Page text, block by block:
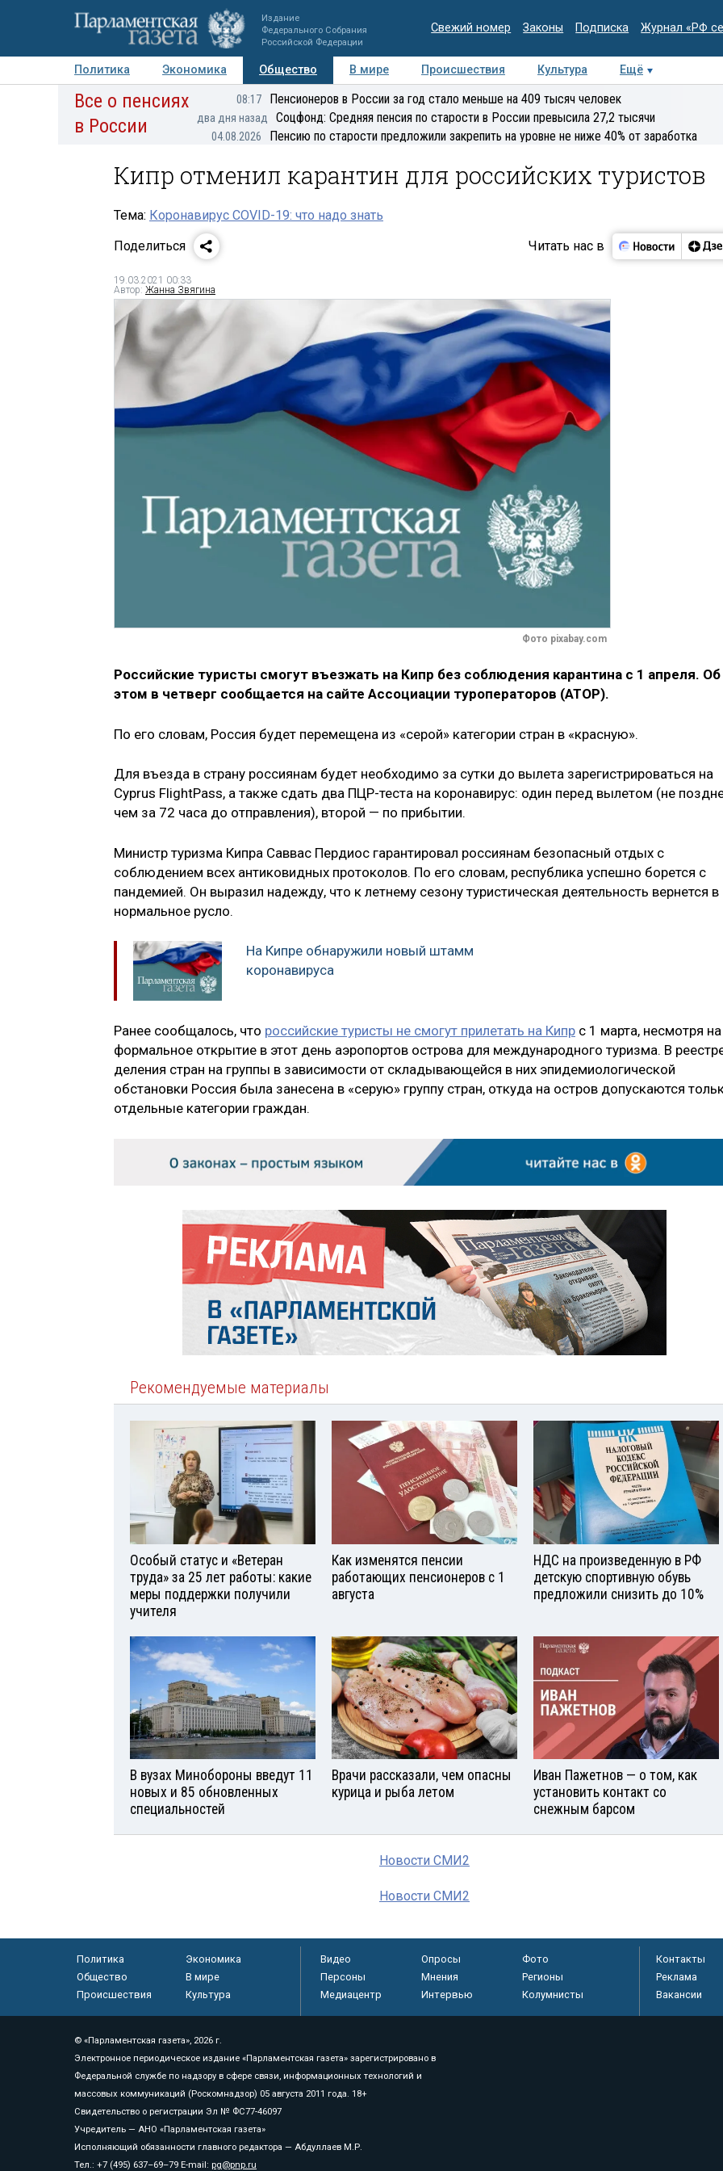
Издание
Федерального Собрания
Российской Федерации
Свежий номер Законы Подписка Журнал «РФ
Политика Экономика Общество В мире Происшествия Культура
Ещё
Авторы Персоны Мнения Регионы Медиацентр Интервью Колумнисты
Все о пенсиях
в России
08:17 Пенсионеров в России за год стало меньше на 409 тысяч человек
два дня назад Соцфонд: Средняя пенсия по старости в России превысила 27,2 тысячи
04.08.2026 Пенсию по старости предложили закрепить на уровне не ниже 40% от заработка
Кипр отменил карантин для российских туристов
Тема: Коронавирус COVID-19: что надо знать
Поделиться
Читать нас в
19.03.2021 00:33
Автор: Жанна Звягина
Фото pixabay.com
Российские туристы смогут въезжать на Кипр без соблюдения карантина с 1 апреля. Об
этом в четверг сообщается на сайте Ассоциации туроператоров (АТОР).
По его словам, Россия будет перемещена из «серой» категории стран в «красную».
Для въезда в страну россиянам будет необходимо за сутки до вылета зарегистрироваться на
Cyprus FlightPass, а также сдать два ПЦР-теста на коронавирус: один перед вылетом (не
чем за 72 часа до отправления), второй — по прибытии.
Министр туризма Кипра Саввас Пердиос гарантировал россиянам безопасный отдых с
соблюдением всех антиковидных протоколов. По его словам, республика успешно борется с
пандемией. Он выразил надежду, что к летнему сезону туристическая деятельность вернется в
нормальное русло.
На Кипре обнаружили новый штамм
коронавируса
Ранее сообщалось, что российские туристы не смогут прилетать на Кипр с 1 марта, несмотря на
формальное открытие в этот день аэропортов острова для международного туризма. В
деления стран на группы в зависимости от складывающейся в них эпидемиологической
обстановки Россия была занесена в «серую» группу стран, откуда на остров допускаются
отдельные категории граждан.
Рекомендуемые материалы
Особый статус и «Ветеран
труда» за 25 лет работы: какие
меры поддержки получили
учителя
Как изменятся пенсии
работающих пенсионеров с 1
августа
НДС на произведенную в РФ
детскую спортивную обувь
предложили снизить до 10%
В вузах Минобороны введут 11
новых и 85 обновленных
специальностей
Врачи рассказали, чем опасны
курица и рыба летом
Иван Пажетнов — о том, как
установить контакт со
снежным барсом
Новости СМИ2
Новости СМИ2
Политика
Экономика
Общество
В мире
Происшествия
Культура
Видео Опросы
Фото
Персоны
Мнения
Регионы
Медиацентр
Интервью Колумнисты
Контакты
Реклама
Вакансии
© «Парламентская газета», 2026 г.
Электронное периодическое издание «Парламентская газета» зарегистрировано в
Федеральной службе по надзору в сфере связи, информационных технологий и
массовых коммуникаций (Роскомнадзор) 05 августа 2011 года. 18+
Свидетельство о регистрации Эл № ФС77-46097
Учредитель — АНО «Парламентская газета»
Исполняющий обязанности главного редактора — Абдуллаев М.Р.
Тел.: +7 (495) 637–69–79 E-mail: pg@pnp.ru